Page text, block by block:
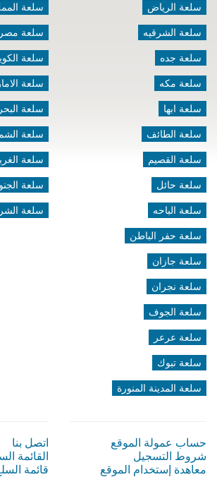
سلعة الرياض
سلعة الشرقيه
سلعة جده
سلعة مكه
سلعة ابها
سلعة الطائف
سلعة القصيم
سلعة حائل
سلعة الباحه
سلعة حفر الباطن
سلعة جازان
سلعة نجران
سلعة الجوف
سلعة عرعر
سلعة تبوك
سلعة المدينة المنورة
سلعة
سلعة مصر
سلعة
سلعة
سلعة
سلعة
سلعة
سلعة
سلعة
حساب عمولة الموقع
شروط التسجيل
معاهدة إستخدام الموقع
اتصل بنا
القائمة
قائمة